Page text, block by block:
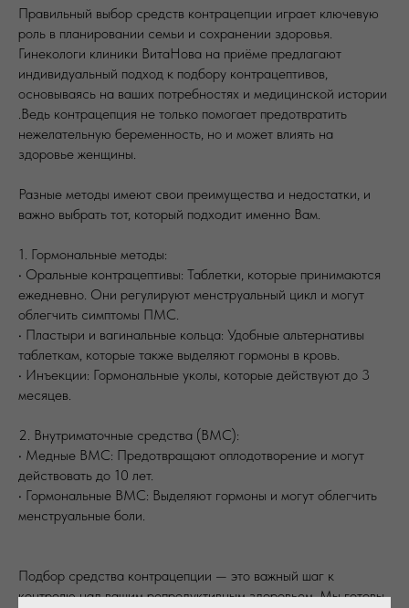
Правильный выбор средств контрацепции играет ключевую
роль в планировании семьи и сохранении здоровья.
Гинекологи клиники ВитаНова на приёме предлагают
индивидуальный подход к подбору контрацептивов,
основываясь на ваших потребностях и медицинской истории
.Ведь контрацепция не только помогает предотвратить
нежелательную беременность, но и может влиять на
здоровье женщины.
Разные методы имеют свои преимущества и недостатки, и
важно выбрать тот, который подходит именно Вам.
1.⁠ ⁠Гормональные методы:
• Оральные контрацептивы: Таблетки, которые принимаются
ежедневно. Они регулируют менструальный цикл и могут
облегчить симптомы ПМС.
• Пластыри и вагинальные кольца: Удобные альтернативы
таблеткам, которые также выделяют гормоны в кровь.
• Инъекции: Гормональные уколы, которые действуют до 3
месяцев.
2.⁠ ⁠Внутриматочные средства (ВМС):
• Медные ВМС: Предотвращают оплодотворение и могут
действовать до 10 лет.
• Гормональные ВМС: Выделяют гормоны и могут облегчить
менструальные боли.
Подбор средства контрацепции — это важный шаг к
контролю над вашим репродуктивным здоровьем. Мы готовы